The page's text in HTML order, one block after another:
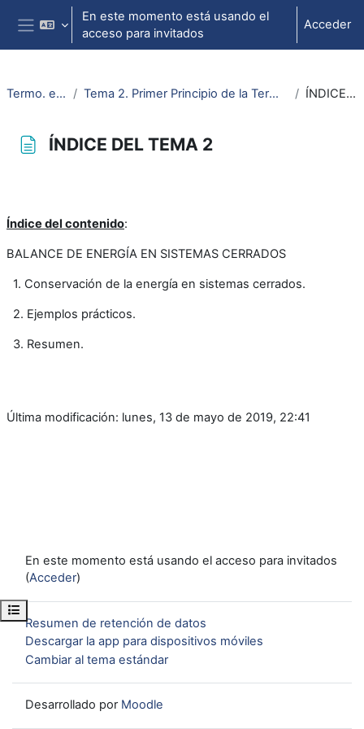
Salta al contenido principal
Panel lateral
En este momento está usando el
acceso para invitados
Acceder
Abrir índice del curso
Termo. e ing. Térmica Tema 2. Primer Principio de la Termodinámica aplicado a sistemas cerrados ÍNDICE DEL TEMA 2
ÍNDICE DEL TEMA 2
Índice del contenido:
BALANCE DE ENERGÍA EN SISTEMAS CERRADOS
1. Conservación de la energía en sistemas cerrados.
2. Ejemplos prácticos.
3. Resumen.
Última modificación: lunes, 13 de mayo de 2019, 22:41
En este momento está usando el acceso para invitados
(Acceder)
Resumen de retención de datos
Descargar la app para dispositivos móviles
Cambiar al tema estándar
Desarrollado por Moodle